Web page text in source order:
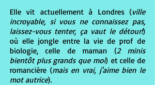
Elle vit actuellement à Londres (ville
incroyable, si vous ne connaissez pas,
laissez-vous tenter, ça vaut le détour!)
où elle jongle entre la vie de prof de
biologie, celle de maman (2 minis
bientôt plus grands que moi) et celle de
romancière (mais en vrai, j'aime bien le
mot autrice).